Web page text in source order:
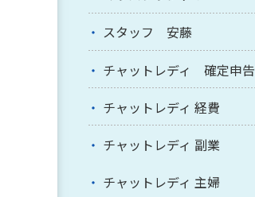
スタッフ 安藤
チャットレディ 確定申告
チャットレディ 経費
チャットレディ 副業
チャットレディ 主婦